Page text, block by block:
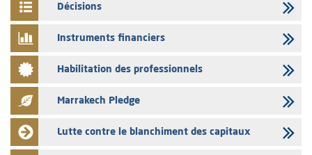
Saham Bank – Mise à jour annuelle du dossier d’information relatif au
03/08/2026
L’AMMC met sur son site internet les publications réalisées par les
émetteurs en date du 3 août 2026
03/08/2026
Liste des agréments et visas d'OPCVM accordés par l'AMMC pour le
mois de juillet 2026
Décisions
Instruments financiers
Habilitation des professionnels
Marrakech Pledge
Lutte contre le blanchiment des capitaux